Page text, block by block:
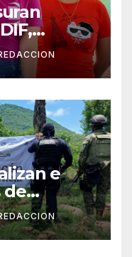
Casa de
e
de